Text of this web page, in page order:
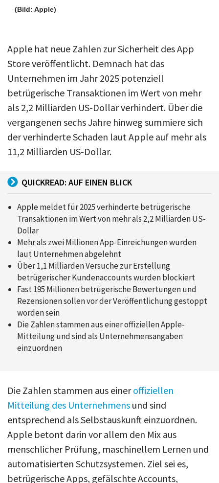
(Bild: Apple)
Apple hat neue Zahlen zur Sicherheit des App
Store veröffentlicht. Demnach hat das
Unternehmen im Jahr 2025 potenziell
betrügerische Transaktionen im Wert von mehr
als 2,2 Milliarden US-Dollar verhindert. Über die
vergangenen sechs Jahre hinweg summiere sich
der verhinderte Schaden laut Apple auf mehr als
11,2 Milliarden US-Dollar.
QUICKREAD: AUF EINEN BLICK
Apple meldet für 2025 verhinderte betrügerische
Transaktionen im Wert von mehr als 2,2 Milliarden US-
Dollar
Mehr als zwei Millionen App-Einreichungen wurden
laut Unternehmen abgelehnt
Über 1,1 Milliarden Versuche zur Erstellung
betrügerischer Kundenaccounts wurden blockiert
Fast 195 Millionen betrügerische Bewertungen und
Rezensionen sollen vor der Veröffentlichung gestoppt
worden sein
Die Zahlen stammen aus einer offiziellen Apple-
Mitteilung und sind als Unternehmensangaben
einzuordnen
Die Zahlen stammen aus eineroffiziellen
Mitteilung des Unternehmens und sind
entsprechend als Selbstauskunft einzuordnen.
Apple betont darin vor allem den Mix aus
menschlicher Prüfung, maschinellem Lernen und
automatisierten Schutzsystemen. Ziel sei es,
betrügerische Apps, gefälschte Accounts,